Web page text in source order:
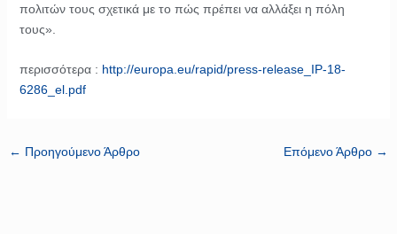
πολιτών τους σχετικά με το πώς πρέπει να αλλάξει η πόλη
τους».
περισσότερα : http://europa.eu/rapid/press-release_IP-18-
6286_el.pdf
← Προηγούμενο Άρθρο Επόμενο Άρθρο →